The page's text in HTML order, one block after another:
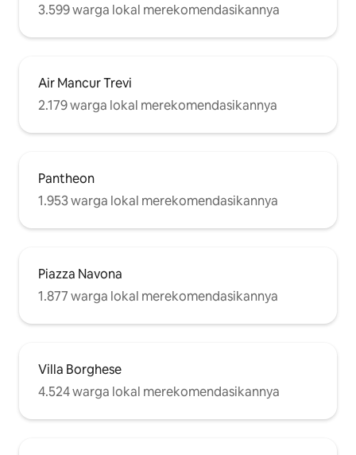
3.599 warga lokal merekomendasikannya
Air Mancur Trevi
2.179 warga lokal merekomendasikannya
Pantheon
1.953 warga lokal merekomendasikannya
Piazza Navona
1.877 warga lokal merekomendasikannya
Villa Borghese
4.524 warga lokal merekomendasikannya